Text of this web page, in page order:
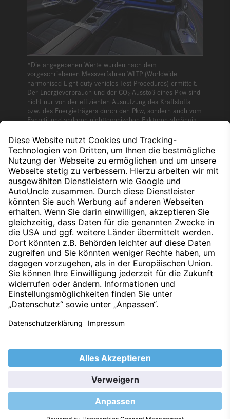
*Die angegebenen Werte wurden nach dem
vorgeschriebenen Messverfahren WLTP (Worldwide
harmonised Light-duty vehicles Test Procedures) ermittelt.
Der Energieverbrauch und der CO₂-Ausstoß eines Pkw sind
nicht nur von der effizienten Ausnutzung des Kraftstoffs
bzw. des Energieträgers durch den Pkw, sondern auch vom
Fahrstil und anderen nichttechnischen Faktoren abhängig.
Die angegebene nachgeladene Reichweite (WLTP) nach
10 Minuten wurde unter Nutzung der maximalen DC-
Ladeleistung gemäß ISO/SAE 12906 unter den dort
beschriebenen Bedingungen ermittelt.
Nach oben
DatenschutzImpressumTechniklexikon
Barrierefreiheitserklärung
2026 © S&G Automobil AG